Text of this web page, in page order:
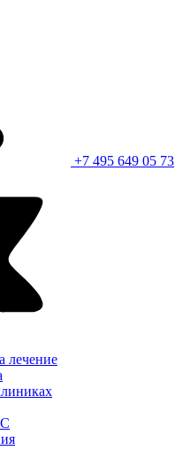
+7 495 649 05 73
лечение